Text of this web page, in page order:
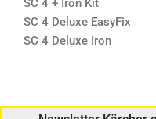
SC 4 + Iron Kit
SC 4 Deluxe EasyFix
SC 4 Deluxe Iron